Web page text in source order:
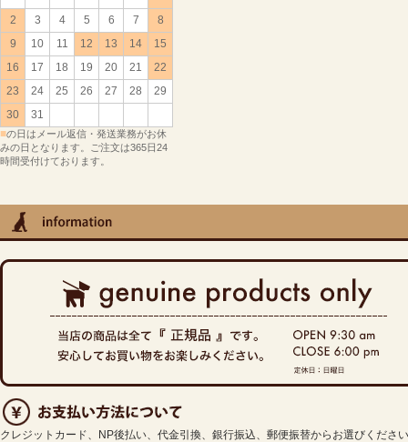
2
3 4 5 6 7
8
9
10 11 12 13 14
15
16
17 18 19 20 21
22
23
24 25 26 27 28
29
30
31
■の日はメール返信・発送業務がお休
みの日となります。ご注文は365日24
時間受付けております。
クレジットカード、NP後払い、代金引換、銀行振込、郵便振替からお選びくださ